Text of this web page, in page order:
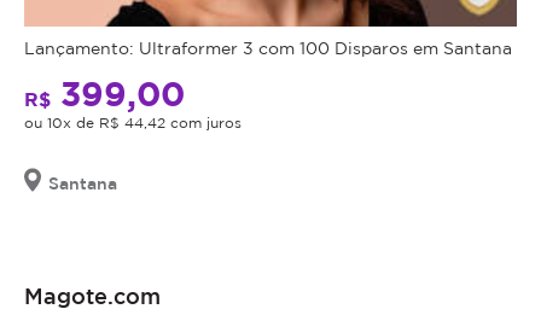
Lançamento: Ultraformer 3 com 100 Disparos em Santana
R$ 399,00
ou 10x de R$ 44,42 com juros
Santana
Magote.com